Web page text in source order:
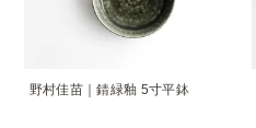
野村佳苗｜錆緑釉 5寸平鉢